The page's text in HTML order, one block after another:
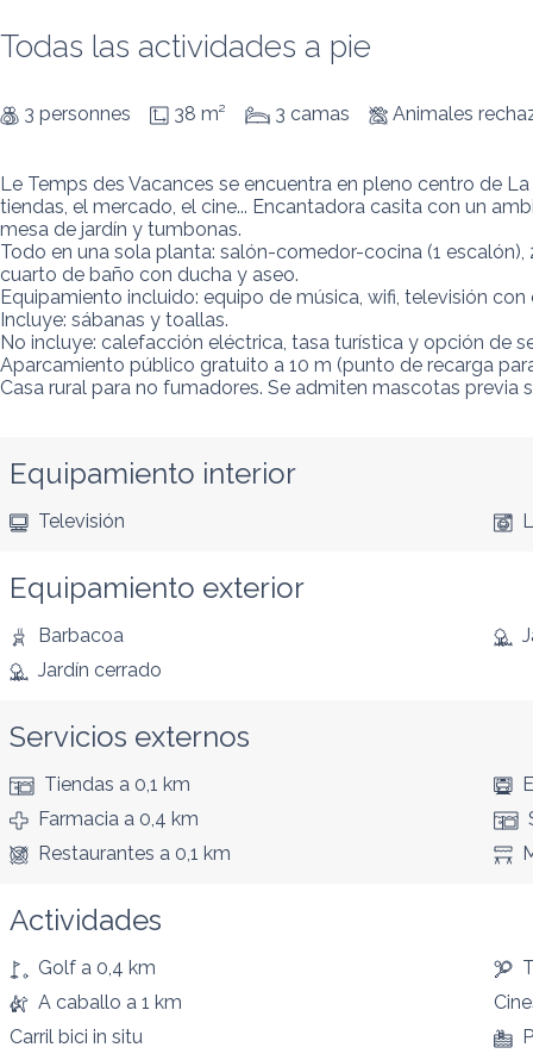
Todas las actividades a pie
3 personnes 38 m² 3 camas Animales
Le Temps des Vacances se encuentra en pleno centro de
tiendas, el mercado, el cine... Encantadora casita con un
mesa de jardín y tumbonas.
Todo en una sola planta: salón-comedor-cocina (1
cuarto de baño con ducha y aseo.
Equipamiento incluido: equipo de música, wifi, televisión
Incluye: sábanas y toallas.
No incluye: calefacción eléctrica, tasa turística y opción de
Aparcamiento público gratuito a 10 m (punto de recarga
Casa rural para no fumadores. Se admiten mascotas previa
Equipamiento interior
Televisión
Equipamiento exterior
Barbacoa
Jardín cerrado
Servicios externos
Tiendas a 0,1 km
Farmacia a 0,4 km
Restaurantes a 0,1 km
Actividades
Golf a 0,4 km
A caballo a 1 km
Carril bici in situ